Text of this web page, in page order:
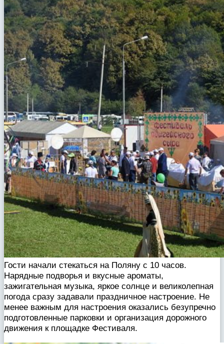
Гости начали стекаться на Поляну с 10 часов.
Нарядные подворья и вкусные ароматы,
зажигательная музыка, яркое солнце и великолепная
погода сразу задавали праздничное настроение. Не
менее важным для настроения оказались безупречно
подготовленные парковки и организация дорожного
движения к площадке Фестиваля.